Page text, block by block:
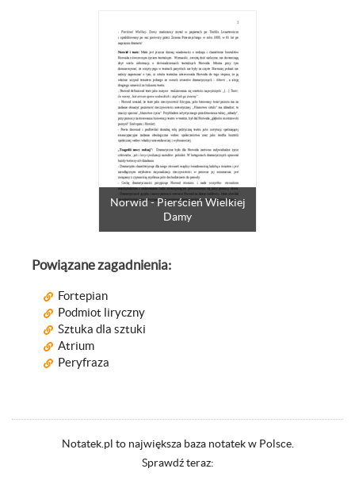
Norwid - Pierścień Wielkiej
Damy
Powiązane zagadnienia:
Fortepian
Podmiot liryczny
Sztuka dla sztuki
Atrium
Peryfraza
Notatek.pl to największa baza notatek w Polsce.
Sprawdź teraz: